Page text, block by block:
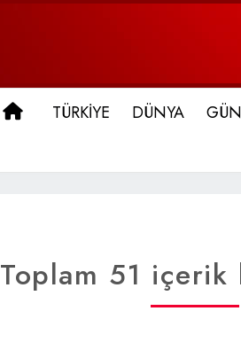
ANA SAYFA
TÜRKİYE DÜNYA
Toplam 51